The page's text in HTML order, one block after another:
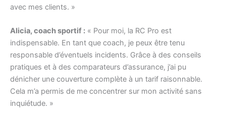
avec mes clients. »
Alicia, coach sportif : « Pour moi, la RC Pro est
indispensable. En tant que coach, je peux être tenu
responsable d’éventuels incidents. Grâce à des conseils
pratiques et à des comparateurs d’assurance, j’ai pu
dénicher une couverture complète à un tarif raisonnable.
Cela m’a permis de me concentrer sur mon activité sans
inquiétude. »